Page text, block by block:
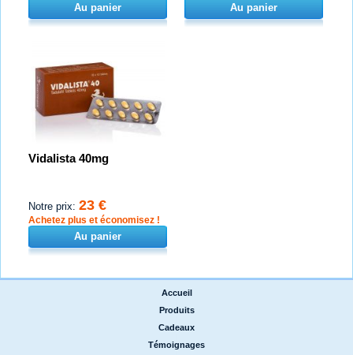
Au panier Au panier
Vidalista 40mg
Notre prix: 23 €
Achetez plus et économisez !
Au panier
Accueil
Produits
Cadeaux
Témoignages